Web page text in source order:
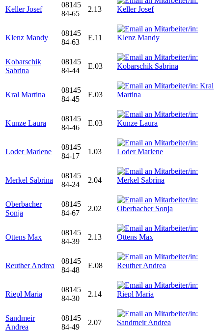
Keller Josef
08145
84-65
2.13
Klenz Mandy
08145
84-63
E.11
Kobarschik
Sabrina
08145
84-44
E.03
Kral Martina
08145
84-45
E.03
Kunze Laura
08145
84-46
E.03
Loder Marlene
08145
84-17
1.03
Merkel Sabrina
08145
84-24
2.04
Oberbacher
Sonja
08145
84-67
2.02
Ottens Max
08145
84-39
2.13
Reuther Andrea
08145
84-48
E.08
Riepl Maria
08145
84-30
2.14
Sandmeir
Andrea
08145
84-49
2.07